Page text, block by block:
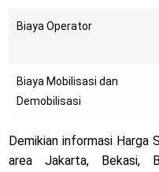
Biaya Operator
Biaya Mobilisasi dan
Demobilisasi
Demikian informasi Harga
area Jakarta, Bekasi,